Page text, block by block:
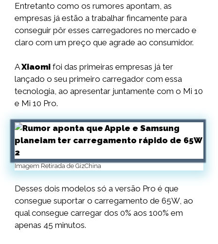
Entretanto como os rumores apontam, as
empresas já estão a trabalhar fincamente para
conseguir pôr esses carregadores no mercado e
claro com um preço que agrade ao consumidor.
AXiaomi foi das primeiras empresas já ter
lançado o seu primeiro carregador com essa
tecnologia, ao apresentar juntamente com o Mi 10
e Mi 10 Pro.
Imagem Retirada de GizChina
Desses dois modelos só a versão Pro é que
consegue suportar o carregamento de 65W, ao
qual consegue carregar dos 0% aos 100% em
apenas 45 minutos.